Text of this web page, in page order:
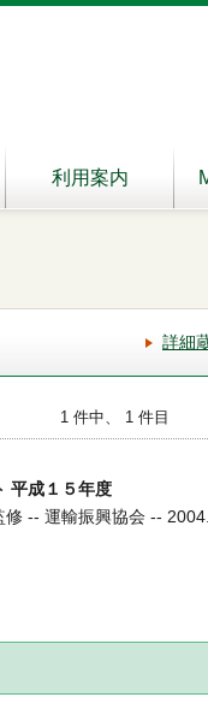
利用案内
詳細
1 件中、 1 件目
平成１５年度
修 -- 運輸振興協会 --